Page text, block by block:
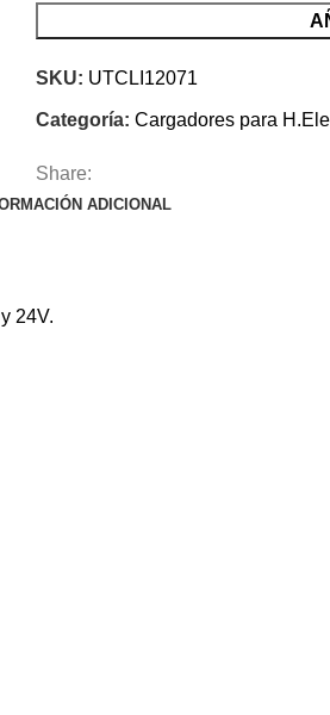
SKU: UTCLI12071
Categoría: Cargadores para
Share:
ADICIONAL
24V.